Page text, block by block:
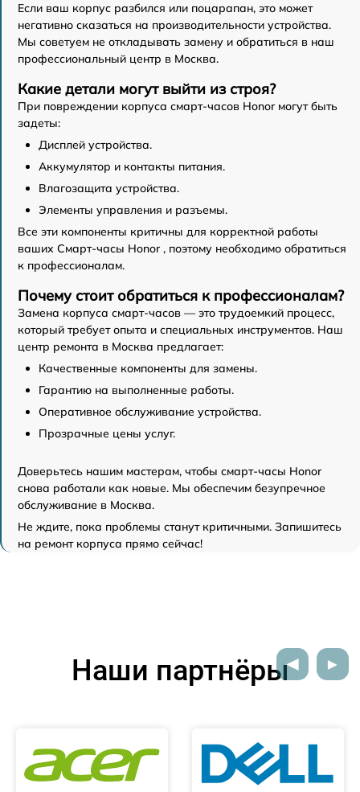
Если ваш корпус разбился или поцарапан, это может
негативно сказаться на производительности устройства.
Мы советуем не откладывать замену и обратиться в наш
профессиональный центр в Москва.
Какие детали могут выйти из строя?
При повреждении корпуса смарт-часов Honor могут быть
задеты:
Дисплей устройства.
Аккумулятор и контакты питания.
Влагозащита устройства.
Элементы управления и разъемы.
Все эти компоненты критичны для корректной работы
ваших Смарт-часы Honor , поэтому необходимо обратиться
к профессионалам.
Почему стоит обратиться к профессионалам?
Замена корпуса смарт-часов — это трудоемкий процесс,
который требует опыта и специальных инструментов. Наш
центр ремонта в Москва предлагает:
Качественные компоненты для замены.
Гарантию на выполненные работы.
Оперативное обслуживание устройства.
Прозрачные цены услуг.
Доверьтесь нашим мастерам, чтобы смарт-часы Honor
снова работали как новые. Мы обеспечим безупречное
обслуживание в Москва.
Не ждите, пока проблемы станут критичными. Запишитесь
на ремонт корпуса прямо сейчас!
Наши партнёры